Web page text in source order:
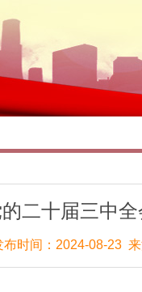
二十届三中
布时间：2024-08-23